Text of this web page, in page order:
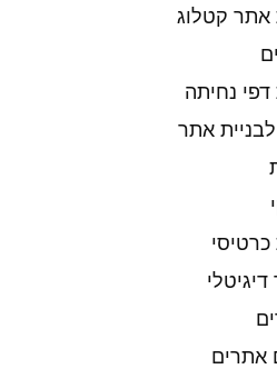
יותר.
סדר, להסביר דברים
מה נכון לעסק
אתרים
מכירתי?
מקצועי?